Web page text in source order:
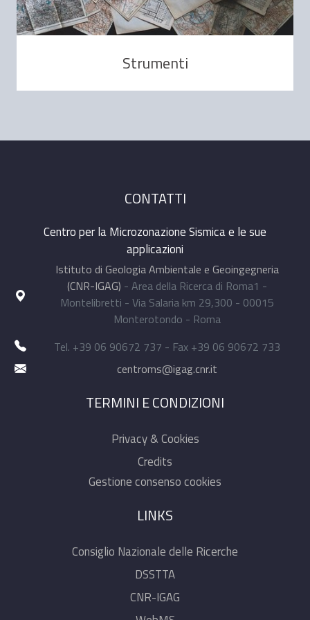
Strumenti
CONTATTI
Centro per la Microzonazione Sismica e le sue
applicazioni
Istituto di Geologia Ambientale e Geoingegneria
(CNR-IGAG) - Area della Ricerca di Roma1 -
Montelibretti - Via Salaria km 29,300 - 00015
Monterotondo - Roma
Tel. +39 06 90672 737 - Fax +39 06 90672 733
centroms@igag.cnr.it
TERMINI E CONDIZIONI
Privacy & Cookies
Credits
Gestione consenso cookies
LINKS
Consiglio Nazionale delle Ricerche
DSSTTA
CNR-IGAG